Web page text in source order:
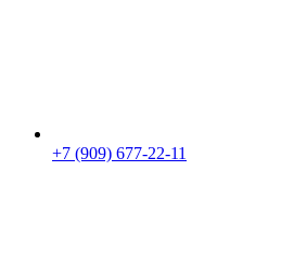
+7 (909) 677-22-11